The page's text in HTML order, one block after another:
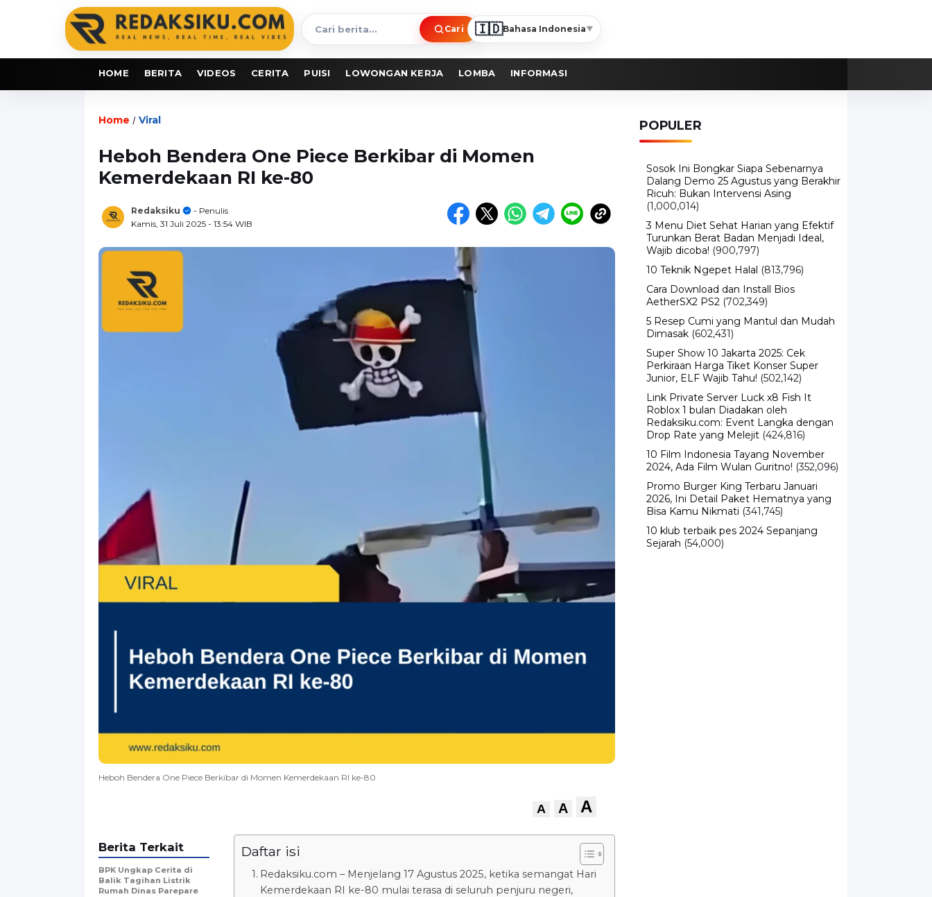
Cari
berita
Cari 🇮🇩Bahasa Indonesia▼
HOME BERITA VIDEOS CERITA PUISI LOWONGAN KERJA LOMBA INFORMASI
Home / Viral
Heboh Bendera One Piece Berkibar di Momen
Kemerdekaan RI ke-80
Redaksiku
- Penulis
Kamis, 31 Juli 2025 - 13:54 WIB
Heboh Bendera One Piece Berkibar di Momen Kemerdekaan RI ke-80
A A A
Daftar isi
Redaksiku.com – Menjelang 17 Agustus 2025, ketika semangat Hari
Kemerdekaan RI ke-80 mulai terasa di seluruh penjuru negeri,
Berita Terkait
BPK Ungkap Cerita di
Balik Tagihan Listrik
Rumah Dinas Parepare
POPULER
Sosok Ini Bongkar Siapa Sebenarnya
Dalang Demo 25 Agustus yang Berakhir
Ricuh: Bukan Intervensi Asing
(1,000,014)
3 Menu Diet Sehat Harian yang Efektif
Turunkan Berat Badan Menjadi Ideal,
Wajib dicoba! (900,797)
10 Teknik Ngepet Halal (813,796)
Cara Download dan Install Bios
AetherSX2 PS2 (702,349)
5 Resep Cumi yang Mantul dan Mudah
Dimasak (602,431)
Super Show 10 Jakarta 2025: Cek
Perkiraan Harga Tiket Konser Super
Junior, ELF Wajib Tahu! (502,142)
Link Private Server Luck x8 Fish It
Roblox 1 bulan Diadakan oleh
Redaksiku.com: Event Langka dengan
Drop Rate yang Melejit (424,816)
10 Film Indonesia Tayang November
2024, Ada Film Wulan Guritno! (352,096)
Promo Burger King Terbaru Januari
2026, Ini Detail Paket Hematnya yang
Bisa Kamu Nikmati (341,745)
10 klub terbaik pes 2024 Sepanjang
Sejarah (54,000)